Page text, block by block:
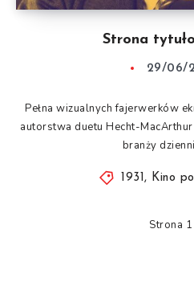
Strona
29/06/
Pełna wizualnych fajerwerków
autorstwa duetu Hecht-
branży
1931, Kino
Strona